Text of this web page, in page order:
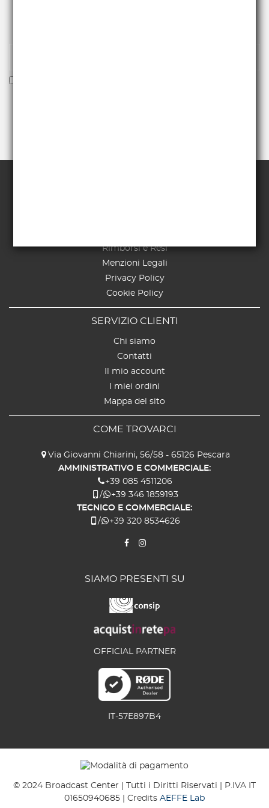
Rimborsi e Resi
Menzioni Legali
Privacy Policy
Cookie Policy
SERVIZIO CLIENTI
Chi siamo
Contatti
Il mio account
I miei ordini
Mappa del sito
COME TROVARCI
Via Giovanni Chiarini, 56/58 - 65126 Pescara
AMMINISTRATIVO E COMMERCIALE:
+39 085 4511206
/
+39 346 1859193
TECNICO E COMMERCIALE:
/
+39 320 8534626
SIAMO PRESENTI SU
OFFICIAL PARTNER
IT-57E897B4
© 2024 Broadcast Center | Tutti i Diritti Riservati | P.IVA IT
01650940685 | Credits AEFFE Lab